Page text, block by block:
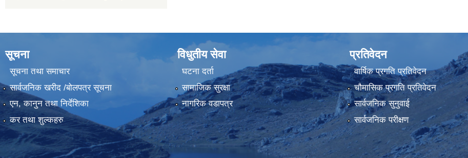
सूचना
सूचना तथा समाचार
सार्वजनिक खरीद /बोलपत्र सूचना
एन, कानुन तथा निर्देशिका
कर तथा शुल्कहरु
विधुतीय सेवा
घटना दर्ता
सामाजिक सुरक्षा
नागरिक वडापत्र
प्रतिवेदन
वार्षिक प्रगति प्रतिवेदन
चौमासिक प्रगति प्रतिवेदन
सार्वजनिक सुनुवाई
सार्वजनिक परीक्षण